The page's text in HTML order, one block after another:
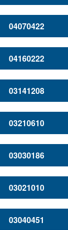
04070422
04160222
03141208
03210610
03030186
03021010
03040451